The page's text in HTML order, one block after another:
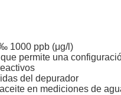
1000 ppb (μg/l)
permite una
del depurador
en mediciones de